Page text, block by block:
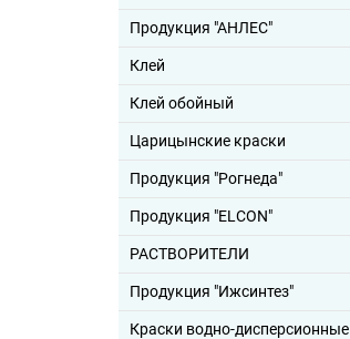
Продукция "АНЛЕС"
Клей
Клей обойный
Царицынские краски
Продукция "Рогнеда"
Продукция "ELCON"
РАСТВОРИТЕЛИ
Продукция "Ижсинтез"
Краски водно-дисперсионные